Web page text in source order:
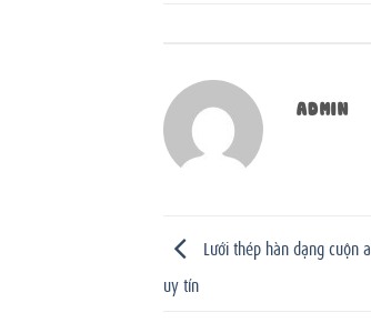
ADMIN
Lưới thép hàn dạng cuộn
uy tín